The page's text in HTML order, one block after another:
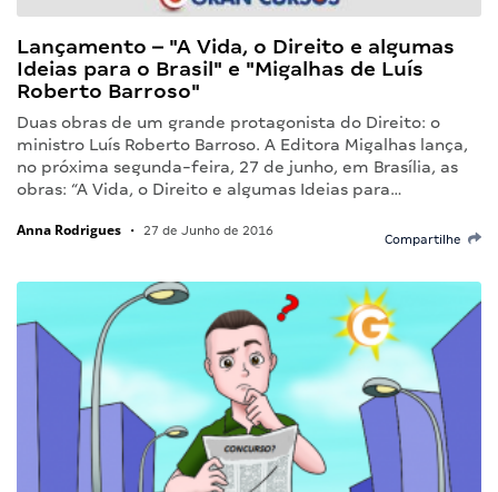
Lançamento – "A Vida, o Direito e algumas
Ideias para o Brasil" e "Migalhas de Luís
Roberto Barroso"
Duas obras de um grande protagonista do Direito: o
ministro Luís Roberto Barroso. A Editora Migalhas lança,
no próxima segunda-feira, 27 de junho, em Brasília, as
obras: “A Vida, o Direito e algumas Ideias para…
Anna Rodrigues • 27 de Junho de 2016
Compartilhe